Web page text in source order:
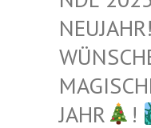
NEUJAHR!
JAHR
!